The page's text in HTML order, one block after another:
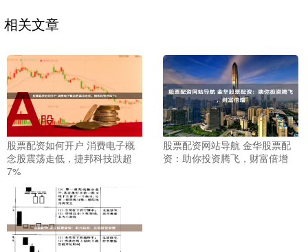
相关文章
股票配资如何开户 消费电子概
念股震荡走低，捷邦科技跌超
7%
股票配资网站导航 金华股票配
资：助你投资腾飞，财富倍增